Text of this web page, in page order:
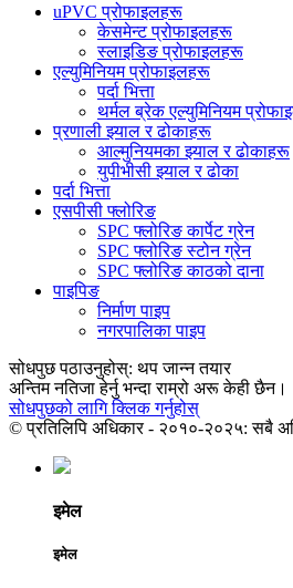
uPVC प्रोफाइलहरू
केसमेन्ट प्रोफाइलहरू
स्लाइडिङ प्रोफाइलहरू
एल्युमिनियम प्रोफाइलहरू
पर्दा भित्ता
थर्मल ब्रेक एल्युमिनियम
प्रणाली झ्याल र ढोकाहरू
आल्मुनियमका झ्याल र ढोकाहरू
युपीभीसी झ्याल र ढोका
पर्दा भित्ता
एसपीसी फ्लोरिङ
SPC फ्लोरिङ कार्पेट ग्रेन
SPC फ्लोरिङ स्टोन ग्रेन
SPC फ्लोरिङ काठको दाना
पाइपिङ
निर्माण पाइप
नगरपालिका पाइप
सोधपुछ पठाउनुहोस्: थप जान्न तयार
अन्तिम नतिजा हेर्नु भन्दा राम्रो अरू केही छैन।
सोधपुछको लागि क्लिक गर्नुहोस्
© प्रतिलिपि अधिकार - २०१०-२०२५: सबै
इमेल
इमेल